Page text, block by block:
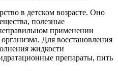
в детском возрасте. Оно
полезные
применении
Для восстановления
жидкости
препараты, пить